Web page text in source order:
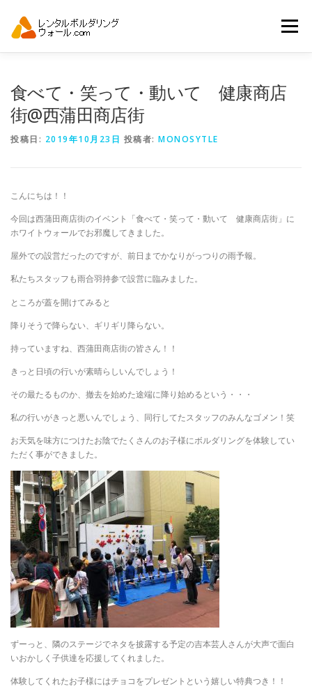
メニュー
食べて・笑って・動いて 健康商店
街@西蒲田商店街
投稿日: 2019年10月23日 投稿者: MONOSYTLE
こんにちは！！
今回は西蒲田商店街のイベント「食べて・笑って・動いて 健康商店街」に
ホワイトウォールでお邪魔してきました。
屋外での設営だったのですが、前日までかなりがっつりの雨予報。
私たちスタッフも雨合羽持参で設営に臨みました。
ところが蓋を開けてみると
降りそうで降らない、ギリギリ降らない。
持っていますね、西蒲田商店街の皆さん！！
きっと日頃の行いが素晴らしいんでしょう！
その最たるものか、撤去を始めた途端に降り始めるという・・・
私の行いがきっと悪いんでしょう、同行してたスタッフのみんなゴメン！笑
お天気を味方につけたお陰でたくさんのお子様にボルダリングを体験してい
ただく事ができました。
ずーっと、隣のステージでネタを披露する予定の吉本芸人さんが大声で面白
いおかしく子供達を応援してくれました。
体験してくれたお子様にはチョコをプレゼントという嬉しい特典つき！！